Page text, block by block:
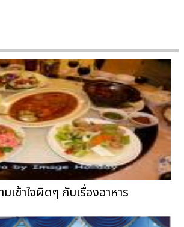
เข้าใจผิดๆ กับเรื่องอาหาร